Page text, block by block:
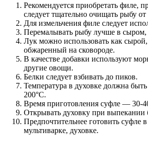
Рекомендуется приобретать филе,
следует тщательно очищать рыбу от
Для измельчения филе следует
Перемалывать рыбу лучше в сыром,
Лук можно использовать как
обжаренный на сковороде.
В качестве добавки используют
другие овощи.
Белки следует взбивать до пиков.
Температура в духовке должна
200°С.
Время приготовления суфле — 30-
Открывать духовку при выпекании
Предпочтительнее готовить суфле
мультиварке, духовке.